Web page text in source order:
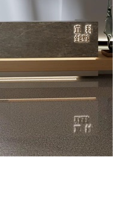
王女士 预约成功
李祖娇 预约成功
谷国永 预约成功
姜先生 预约成功
姜先生 预约成功
谷国永 预约成功